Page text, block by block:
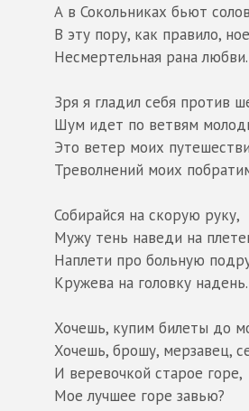
А в Сокольниках бьют
В эту пору, как правило,
Несмертельная рана любви.
Зря я гладил себя против
Шум идет по ветвям
Это ветер моих
Треволнений моих
Собирайся на скорую руку,
Мужу тень наведи на
Наплети про больную
Кружева на головку надень.
Хочешь, купим билеты до
Хочешь, брошу, мерзавец,
И веревочкой старое горе,
Мое лучшее горе завью?